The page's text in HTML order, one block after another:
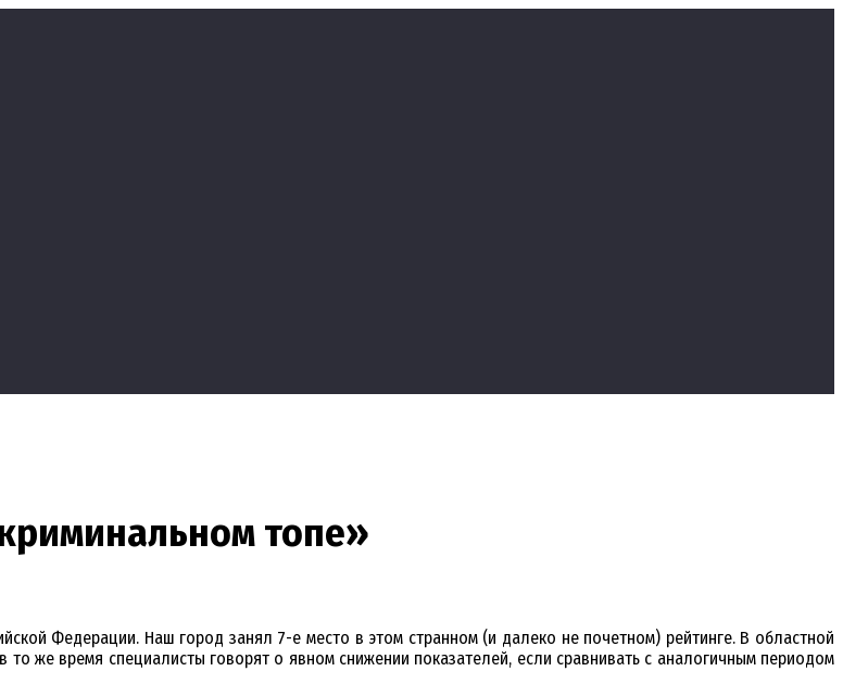
топе»
Федерации. Наш город занял 7-е место в этом странном (и далеко не почетном) рейтинге. В областной
то же время специалисты говорят о явном снижении показателей, если сравнивать с аналогичным периодом